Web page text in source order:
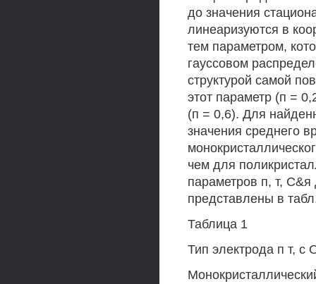
до значения
линеаризуются в
тем параметром,
гауссовом
структурой самой
этот параметр (п =
(п = 0,6). Для
значения среднего
чем для
параметров п, т,
представлены в
Таблица 1
Тип электрода п т, с